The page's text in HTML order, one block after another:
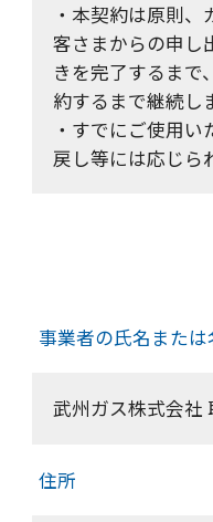
・本契約は原則
客さまからの申し
きを完了するまで
約するまで継続し
・すでにご使用
戻し等には応じら
事業者の氏名または
武州ガス株式会社
住所